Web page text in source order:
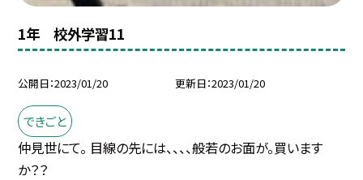
1年 校外学習11
公開日 2023/01/20 更新日 2023/01/20
できごと
仲見世にて。 目線の先には、、、、般若のお面が。買います
か？？